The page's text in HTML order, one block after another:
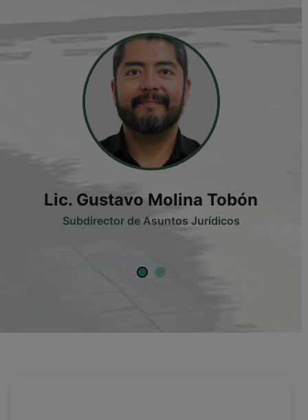
Lic. Gustavo Molina Tobón
Subdirector de Asuntos Jurídicos